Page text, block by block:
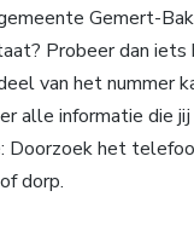
Gemert-
Probeer dan iets
van het nummer
alle informatie die
Doorzoek het
dorp.